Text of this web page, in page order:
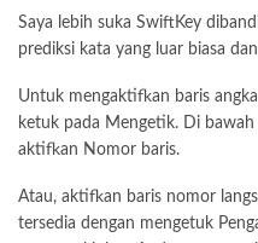
Saya lebih suka SwiftKey
prediksi kata yang luar biasa
Untuk mengaktifkan baris
ketuk pada Mengetik. Di
aktifkan Nomor baris.
Atau, aktifkan baris nomor
tersedia dengan mengetuk